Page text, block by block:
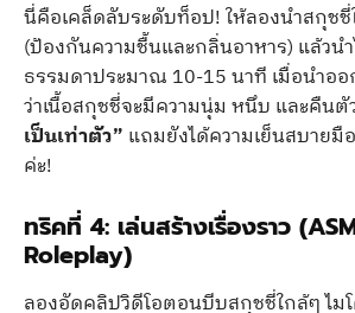
นี่คือเคล็ดลับระดับท็อป! ให้ลองนำสกุช
(ป้องกันความชื้นและกลิ่นอาหาร) แล้วน
ธรรมดาประมาณ 10-15 นาที เมื่อนำ
ว่าเนื้อสกุชชี่จะมีความนุ่ม หนึบ และคืนตั
เป็นเท่าตัว” แถมยังได้ความเย็นสบาย
ค่ะ!
ทริคที่ 4: เล่นสร้างเรื่องราว
Roleplay)
ลองอัดคลิปวิดีโอตอนบีบสกุชชี่ใกล้ๆ ไม